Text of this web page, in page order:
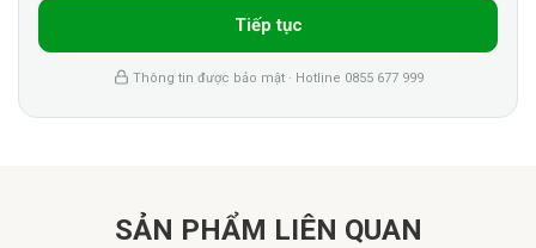
Tiếp tục
Thông tin được bảo mật · Hotline 0855 677 999
SẢN PHẨM LIÊN QUAN